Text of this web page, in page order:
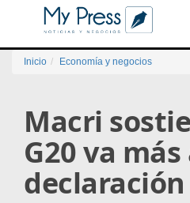
Inicio Economía y negocios
Macri
G20 va
declaración